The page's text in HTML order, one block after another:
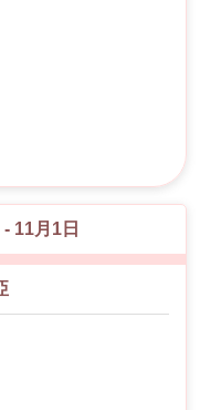
11月1日